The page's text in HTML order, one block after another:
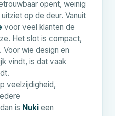
opent, weinig
op de deur. Vanuit
voor veel klanten de
Het slot is compact,
Voor wie design en
vindt, is dat vaak
veelzijdigheid,
is Nuki een